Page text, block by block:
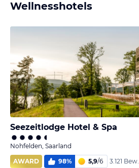
Wellnesshotels
Seezeitlodge Hotel & Spa
Nohfelden, Saarland
AWARD
98% 5,9/6 3.121 Bew.